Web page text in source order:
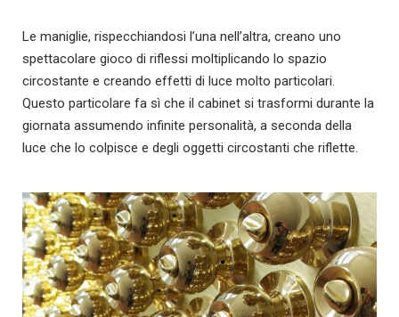
Le maniglie, rispecchiandosi l’una nell’altra, creano uno
spettacolare gioco di riflessi moltiplicando lo spazio
circostante e creando effetti di luce molto particolari.
Questo particolare fa sì che il cabinet si trasformi durante la
giornata assumendo infinite personalità, a seconda della
luce che lo colpisce e degli oggetti circostanti che riflette.